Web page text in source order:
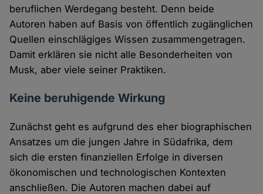
beruflichen Werdegang besteht. Denn beide
Autoren haben auf Basis von öffentlich zugänglichen
Quellen einschlägiges Wissen zusammengetragen.
Damit erklären sie nicht alle Besonderheiten von
Musk, aber viele seiner Praktiken.
Keine beruhigende Wirkung
Zunächst geht es aufgrund des eher biographischen
Ansatzes um die jungen Jahre in Südafrika, dem
sich die ersten finanziellen Erfolge in diversen
ökonomischen und technologischen Kontexten
anschließen. Die Autoren machen dabei auf